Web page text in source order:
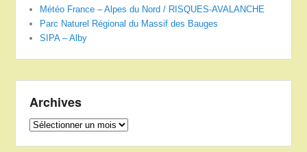
Météo France – Alpes du Nord / RISQUES-AVALANCHE
Parc Naturel Régional du Massif des Bauges
SIPA – Alby
Archives
Archives